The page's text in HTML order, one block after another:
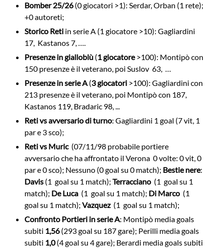
Bomber 25/26(0 giocatori >1): Serdar, Orban (1 rete);
+0 autoreti;
Storico Reti in serie A (1 giocatore >10): Gagliardini
17, Kastanos 7, ….
Presenze in gialloblù (1 giocatore>100): Montipò con
150 presenze è il veterano, poi Suslov 63, …
Presenze in serie A (3 giocatori >100): Gagliardini con
213 presenze è il veterano, poi Montipò con 187,
Kastanos 119, Bradaric 98, ...
Reti vs avversario di turno: Gagliardini 1 goal (7 vit, 1
par e 3 sco);
Reti vs Muric(07/11/98 probabile portiere
avversario che ha affrontato il Verona 0 volte: 0 vit, 0
par e 0 sco); Nessuno (0 goal su 0 match); Bestie nere:
Davis (1 goal su 1 match); Terracciano (1 goal su 1
match); De Luca (1 goal su 1 match); Di Marco (1
goal su 1 match); Vazquez(1 goal su 1 match);
Confronto Portieri in serie A: Montipò media goals
subiti 1,56(293 goal su 187 gare); Perilli media goals
subiti 1,0(4 goal su 4 gare); Berardi media goals subiti